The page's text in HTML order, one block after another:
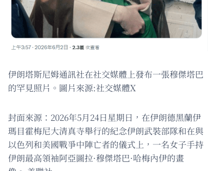
伊朗塔斯尼姆通訊社在社交媒體上發布一張穆傑塔巴
的罕見照片。圖片來源:社交媒體X
封面來源：2026年5月24日星期日，在伊朗德黑蘭伊
瑪目霍梅尼大清真寺舉行的紀念伊朗武裝部隊和在與
以色列和美國戰爭中陣亡者的儀式上，一名女子手持
伊朗最高領袖阿亞圖拉·穆傑塔巴·哈梅內伊的畫